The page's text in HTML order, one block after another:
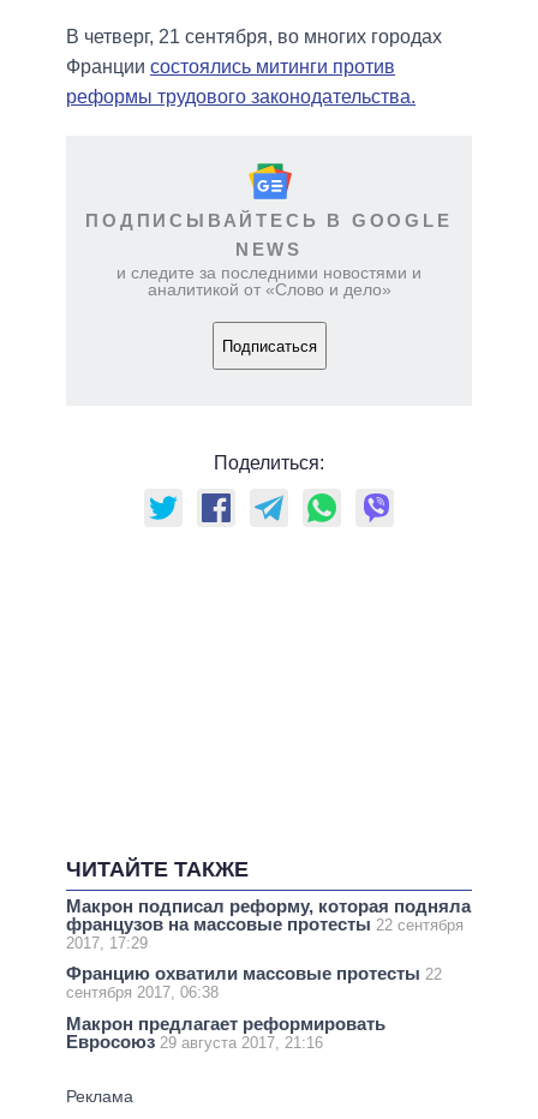
В четверг, 21 сентября, во многих городах
Франции состоялись митинги против
реформы трудового законодательства.
ПОДПИСЫВАЙТЕСЬ В GOOGLE
NEWS
и следите за последними новостями и
аналитикой от «Слово и дело»
Подписаться
Поделиться:
ЧИТАЙТЕ ТАКЖЕ
Макрон подписал реформу, которая подняла
французов на массовые протесты 22 сентября
2017, 17:29
Францию охватили массовые протесты 22
сентября 2017, 06:38
Макрон предлагает реформировать
Евросоюз 29 августа 2017, 21:16